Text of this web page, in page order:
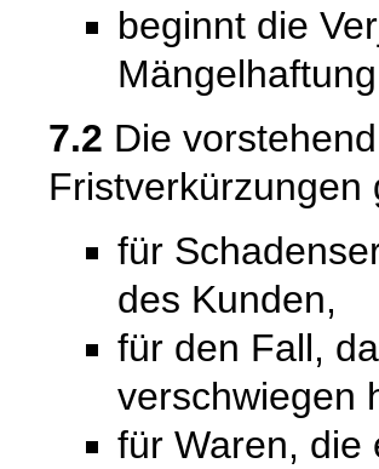
beginnt die
7.2 Die
Fristverkürzungen
für
des Kunden,
für den Fall,
verschwiegen
für Waren, die